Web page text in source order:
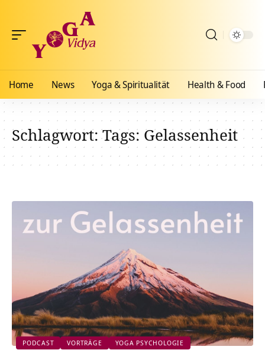
Home News Yoga & Spiritualität Health & Food
Schlagwort:Tags: Gelassenheit
PODCAST VORTRÄGE YOGA PSYCHOLOGIE